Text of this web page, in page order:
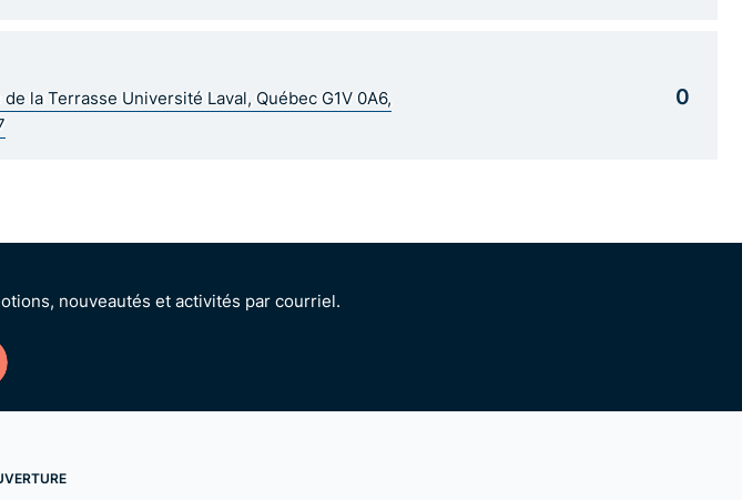
la Terrasse Université Laval, Québec G1V 0A6,
0
nouveautés et activités par courriel.